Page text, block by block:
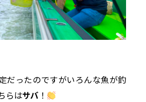
だったのですがいろんな魚が釣
らはサバ！